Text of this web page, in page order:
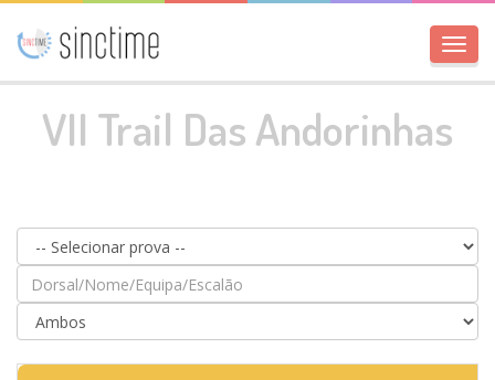
VII Trail Das Andorinhas